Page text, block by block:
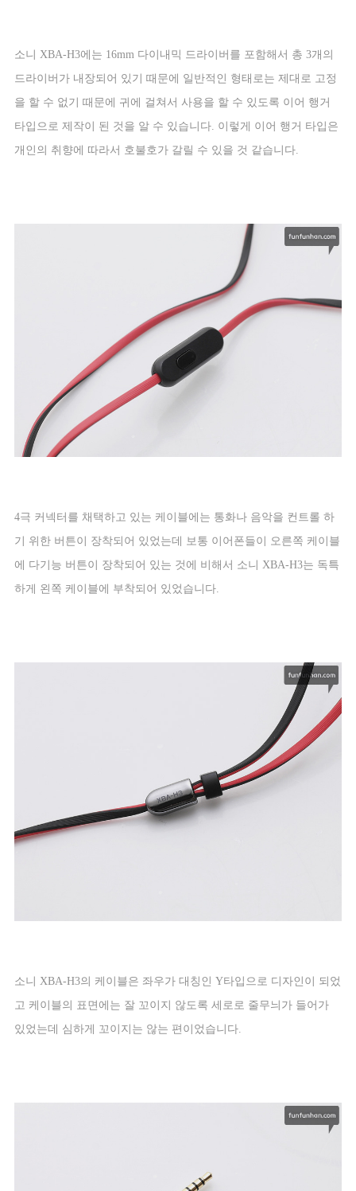
소니 XBA-H3에는 16mm 다이내믹 드라이버를 포함해서 총 3개의
드라이버가 내장되어 있기 때문에 일반적인 형태로는 제대로 고정
을 할 수 없기 때문에 귀에 걸쳐서 사용을 할 수 있도록 이어 행거
타입으로 제작이 된 것을 알 수 있습니다. 이렇게 이어 행거 타입은
개인의 취향에 따라서 호불호가 갈릴 수 있을 것 같습니다.
4극 커넥터를 채택하고 있는 케이블에는 통화나 음악을 컨트롤 하
기 위한 버튼이 장착되어 있었는데 보통 이어폰들이 오른쪽 케이블
에 다기능 버튼이 장착되어 있는 것에 비해서 소니 XBA-H3는 독특
하게 왼쪽 케이블에 부착되어 있었습니다
소니 XBA-H3의 케이블은 좌우가 대칭인 Y타입으로 디자인이 되었
고 케이블의 표면에는 잘 꼬이지 않도록 세로로 줄무늬가 들어가
있었는데 심하게 꼬이지는 않는 편이었습니다